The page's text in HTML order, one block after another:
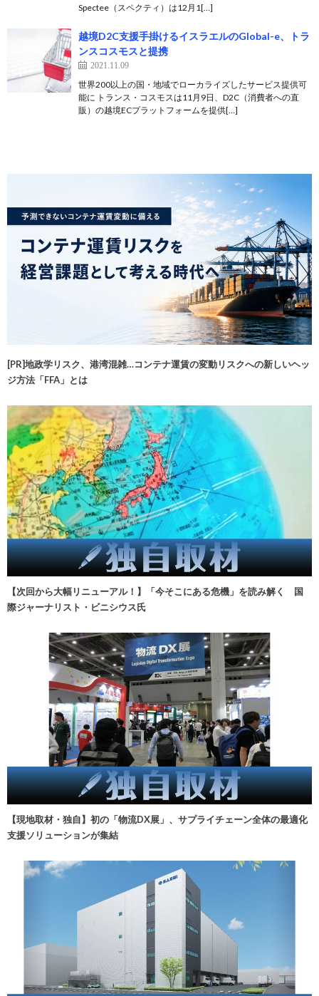
Spectee（スペクティ）は12月1[…]
越境D2C支援手掛けるイスラエルのGlobal-e、トラ
ンスコスモスと提携
2021.11.09
世界200以上の国・地域でローカライズしたサービス提供可
能に トランス・コスモスは11月9日、D2C（消費者への直
販）の越境ECプラットフォームを提供[…]
[PR]地政学リスク、港湾混雑…コンテナ運賃の変動リスクへの新しいヘッ
ジ方法「FFA」とは
【次回から大幅リニューアル！】「今そこにある危機」を読み解く 国
際ジャーナリスト・ビニシウス氏
【現地取材・独自】初の「物流DX展」、サプライチェーン全体の最適化
支援ソリューションが集結